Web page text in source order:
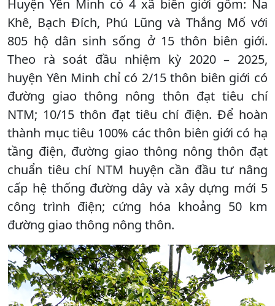
Huyện Yên Minh có 4 xã biên giới gồm: Na
Khê, Bạch Đích, Phú Lũng và Thắng Mố với
805 hộ dân sinh sống ở 15 thôn biên giới.
Theo rà soát đầu nhiệm kỳ 2020 – 2025,
huyện Yên Minh chỉ có 2/15 thôn biên giới có
đường giao thông nông thôn đạt tiêu chí
NTM; 10/15 thôn đạt tiêu chí điện. Để hoàn
thành mục tiêu 100% các thôn biên giới có hạ
tầng điện, đường giao thông nông thôn đạt
chuẩn tiêu chí NTM huyện cần đầu tư nâng
cấp hệ thống đường dây và xây dựng mới 5
công trình điện; cứng hóa khoảng 50 km
đường giao thông nông thôn.